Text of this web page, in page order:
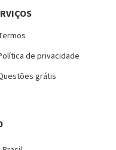
de privacidade
grátis